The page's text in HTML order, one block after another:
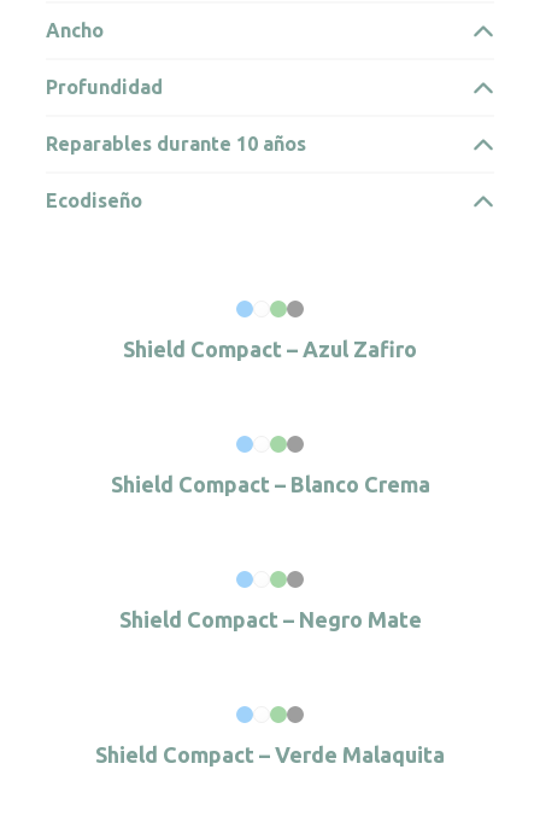
Shield Compact – Azul Zafiro
Shield Compact – Blanco Crema
Shield Compact – Negro Mate
Shield Compact – Verde Malaquita
Ancho
Profundidad
Reparables durante 10 años
Ecodiseño